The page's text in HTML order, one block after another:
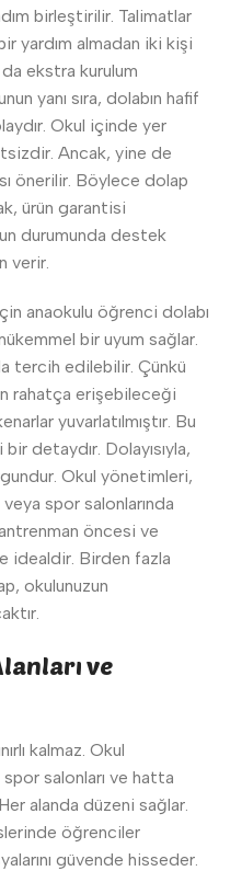
birleştirilir. Talimatlar
yardım almadan iki kişi
ekstra kurulum
yanı sıra, dolabın hafif
Okul içinde yer
Ancak, yine de
önerilir. Böylece dolap
ürün garantisi
durumunda destek
verir.
anaokulu öğrenci dolabı
bir uyum sağlar.
tercih edilebilir. Çünkü
rahatça erişebileceği
yuvarlatılmıştır. Bu
detaydır. Dolayısıyla,
Okul yönetimleri,
veya spor salonlarında
öncesi ve
idealdir. Birden fazla
okulunuzun
ve
kalmaz. Okul
salonları ve hatta
alanda düzeni sağlar.
öğrenciler
güvende hisseder.